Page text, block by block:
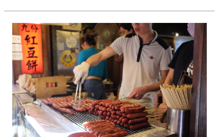
與
打
包
術
精
選
台
灣
伴
手
禮：
GEOW
YONG